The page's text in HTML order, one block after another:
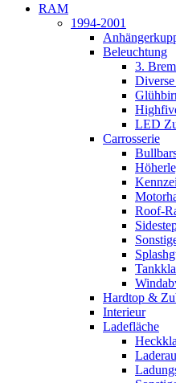
RAM
1994-2001
Beleuchtung
3.
LED
Carrosserie
Roof-
Hardtop &
Interieur
Ladefläche